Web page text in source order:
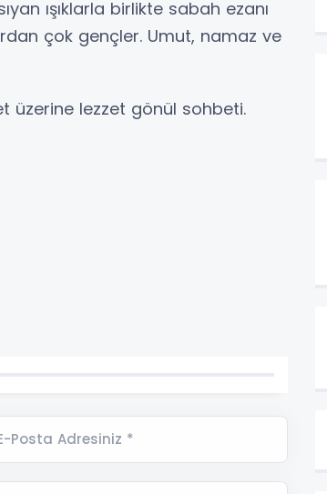
ışıklarla birlikte sabah ezanı
çok gençler. Umut, namaz ve
üzerine lezzet gönül sohbeti.
Posta Adresiniz *